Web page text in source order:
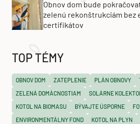
Obnov dom bude
zelenú rekonštrukciám bez
certifikátov
TOP TÉMY
OBNOV DOM ZATEPLENIE PLÁN OBNOVY
ZELENÁ DOMÁCNOSTIAM
SOLÁRNE
KOTOL NA BIOMASU
BÝVAJTE ÚSPORNE
ENVIRONMENTÁLNY FOND
KOTOL NA PLYN